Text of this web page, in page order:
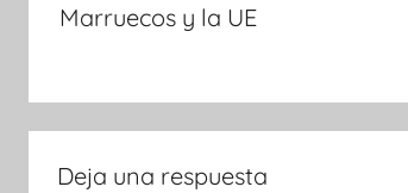
Marruecos y la UE
Deja una respuesta